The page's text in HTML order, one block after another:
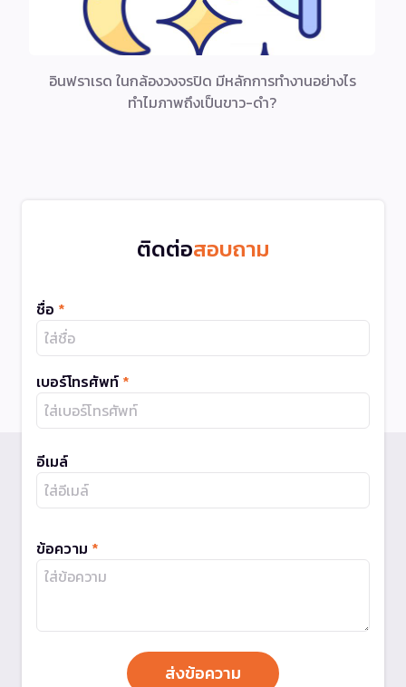
อินฟราเรด ในกล้องวงจรปิด มีหลักการทำงานอย่างไร
ทำไมภาพถึงเป็นขาว-ดำ?
ติดต่อสอบถาม
ชื่อ *
เบอร์โทรศัพท์ *
อีเมล์
ข้อความ *